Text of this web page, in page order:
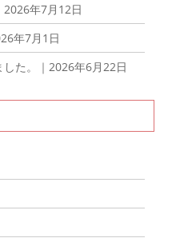
年7月12日
年7月1日
た。｜2026年6月22日